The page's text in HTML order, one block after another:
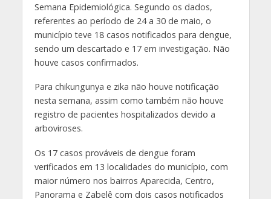
Semana Epidemiológica. Segundo os dados,
referentes ao período de 24 a 30 de maio, o
município teve 18 casos notificados para dengue,
sendo um descartado e 17 em investigação. Não
houve casos confirmados.
Para chikungunya e zika não houve notificação
nesta semana, assim como também não houve
registro de pacientes hospitalizados devido a
arboviroses.
Os 17 casos prováveis de dengue foram
verificados em 13 localidades do município, com
maior número nos bairros Aparecida, Centro,
Panorama e Zabelê com dois casos notificados